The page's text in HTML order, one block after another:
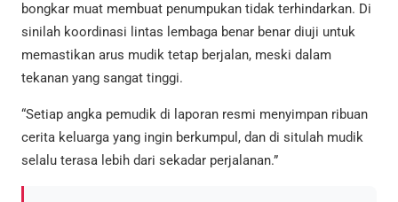
bongkar muat membuat penumpukan tidak terhindarkan. Di
sinilah koordinasi lintas lembaga benar benar diuji untuk
memastikan arus mudik tetap berjalan, meski dalam
tekanan yang sangat tinggi.
“Setiap angka pemudik di laporan resmi menyimpan ribuan
cerita keluarga yang ingin berkumpul, dan di situlah mudik
selalu terasa lebih dari sekadar perjalanan.”